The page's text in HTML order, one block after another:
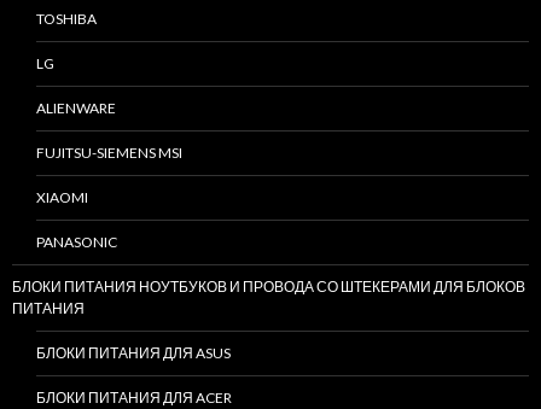
TOSHIBA
LG
ALIENWARE
FUJITSU-SIEMENS MSI
XIAOMI
PANASONIC
БЛОКИ ПИТАНИЯ НОУТБУКОВ И ПРОВОДА СО ШТЕКЕРАМИ ДЛЯ БЛОКОВ
ПИТАНИЯ
БЛОКИ ПИТАНИЯ ДЛЯ ASUS
БЛОКИ ПИТАНИЯ ДЛЯ ACER